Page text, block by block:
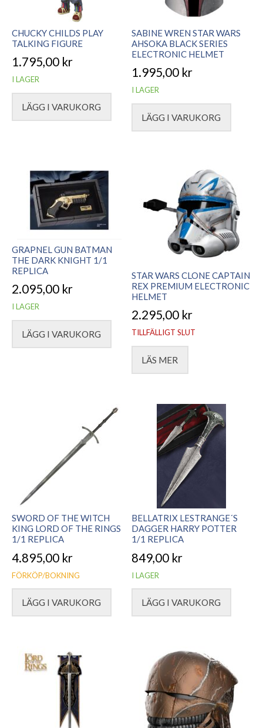
CHUCKY CHILDS PLAY
TALKING FIGURE
1.795,00 kr
I LAGER
LÄGG I VARUKORG
SABINE WREN STAR WARS
AHSOKA BLACK SERIES
ELECTRONIC HELMET
1.995,00 kr
I LAGER
LÄGG I VARUKORG
GRAPNEL GUN BATMAN
THE DARK KNIGHT 1/1
REPLICA
2.095,00 kr
I LAGER
LÄGG I VARUKORG
STAR WARS CLONE CAPTAIN
REX PREMIUM ELECTRONIC
HELMET
2.295,00 kr
TILLFÄLLIGT SLUT
LÄS MER
SWORD OF THE WITCH
KING LORD OF THE RINGS
1/1 REPLICA
4.895,00 kr
FÖRKÖP/BOKNING
LÄGG I VARUKORG
BELLATRIX LESTRANGE´S
DAGGER HARRY POTTER
1/1 REPLICA
849,00 kr
I LAGER
LÄGG I VARUKORG